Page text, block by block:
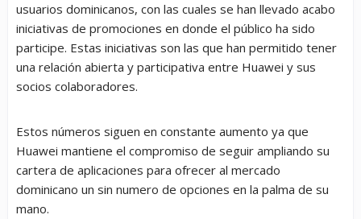
usuarios dominicanos, con las cuales se han llevado acabo
iniciativas de promociones en donde el público ha sido
participe. Estas iniciativas son las que han permitido tener
una relación abierta y participativa entre Huawei y sus
socios colaboradores.
Estos números siguen en constante aumento ya que
Huawei mantiene el compromiso de seguir ampliando su
cartera de aplicaciones para ofrecer al mercado
dominicano un sin numero de opciones en la palma de su
mano.